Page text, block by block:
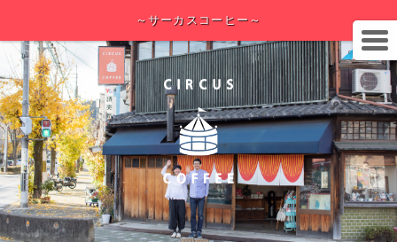
～サーカスコーヒー～